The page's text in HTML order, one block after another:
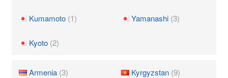
Kumamoto (1)
Kyoto (2)
Yamanashi (3)
Armenia (3) Kyrgyzstan (9)